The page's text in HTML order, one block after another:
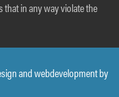
in any way violate the
and webdevelopment by